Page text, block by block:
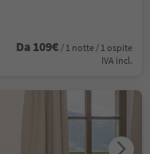
Da 109€ / 1 notte / 1 ospite
IVA incl.